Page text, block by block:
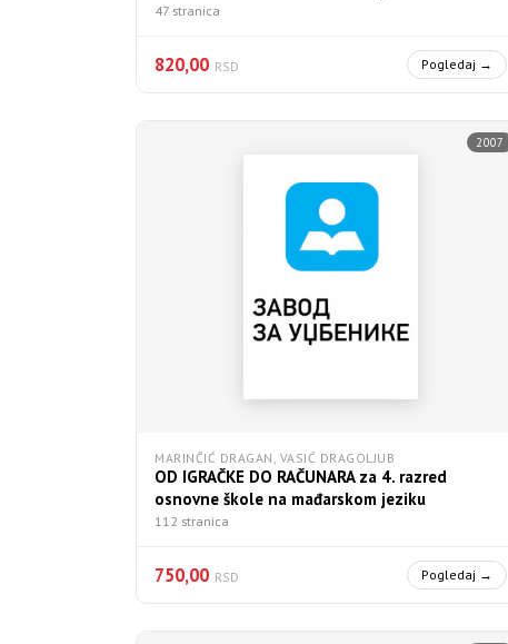
47 stranica
820,00 RSD Pogledaj →
2007
MARINČIĆ DRAGAN, VASIĆ DRAGOLJUB
OD IGRAČKE DO RAČUNARA za 4. razred
osnovne škole na mađarskom jeziku
112 stranica
750,00 RSD Pogledaj →